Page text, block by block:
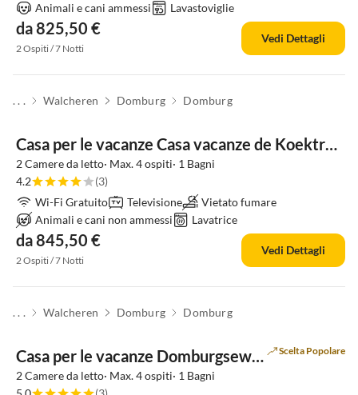
Animali e cani ammessi
Lavastoviglie
da 825,50 €
2 Ospiti / 7 Notti
Vedi Dettagli
. . . Walcheren Domburg Domburg
Casa per le vacanze Casa vacanze de Koektrommel
2 Camere da letto· Max. 4 ospiti· 1 Bagni
4.2
(3)
Wi-Fi Gratuito
Televisione
Vietato fumare
Animali e cani non ammessi
Lavatrice
da 845,50 €
2 Ospiti / 7 Notti
Vedi Dettagli
. . . Walcheren Domburg Domburg
Casa per le vacanze Domburgseweg 24 Scelta Popolare
2 Camere da letto· Max. 4 ospiti· 1 Bagni